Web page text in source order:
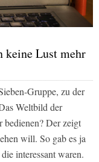
keine Lust mehr
Gruppe, zu der
Weltbild der
bedienen? Der zeigt
will. So gab es ja
interessant waren.